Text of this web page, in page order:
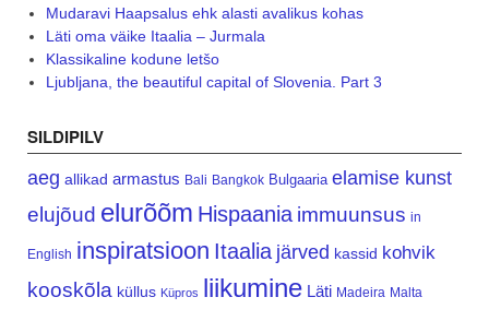
Mudaravi Haapsalus ehk alasti avalikus kohas
Läti oma väike Itaalia – Jurmala
Klassikaline kodune letšo
Ljubljana, the beautiful capital of Slovenia. Part 3
SILDIPILV
aeg allikad armastus Bali Bangkok Bulgaaria elamise kunst
elujõud elurõõm Hispaania immuunsus in
English inspiratsioon Itaalia järved kassid kohvik
kooskõla küllus Küpros liikumine Läti Madeira Malta